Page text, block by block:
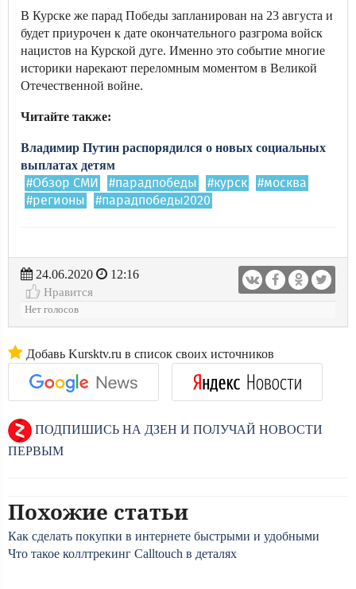
В Курске же парад Победы запланирован на 23 августа и
будет приурочен к дате окончательного разгрома войск
нацистов на Курской дуге. Именно это событие многие
историки нарекают переломным моментом в Великой
Отечественной войне.
Читайте также:
Владимир Путин распорядился о новых социальных
выплатах детям
#Обзор СМИ #парадпобеды #курск
#москва
#регионы
#парадпобеды2020
24.06.2020
12:16
Нравится
Нет голосов
Добавь Kursktv.ru в список своих источников
ПОДПИШИСЬ НА ДЗЕН И ПОЛУЧАЙ НОВОСТИ
ПЕРВЫМ
Похожие статьи
Как сделать покупки в интернете быстрыми и удобными
Что такое коллтрекинг Calltouch в деталях